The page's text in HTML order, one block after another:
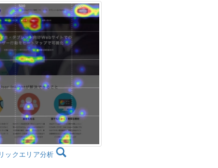
ックエリア分析